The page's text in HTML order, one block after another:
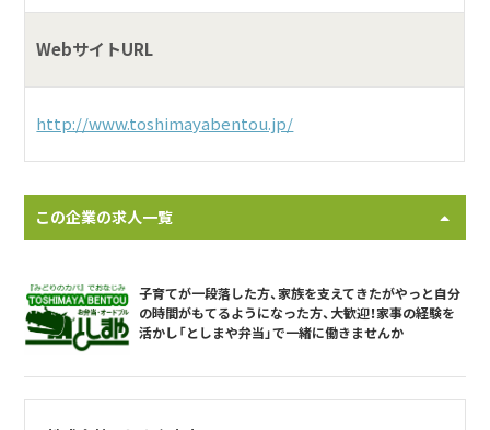
WebサイトURL
http://www.toshimayabentou.jp/
この企業の求人一覧
子育てが一段落した方、家族を支えてきたがやっと自分
の時間がもてるようになった方、大歓迎！家事の経験を
活かし「としまや弁当」で一緒に働きませんか